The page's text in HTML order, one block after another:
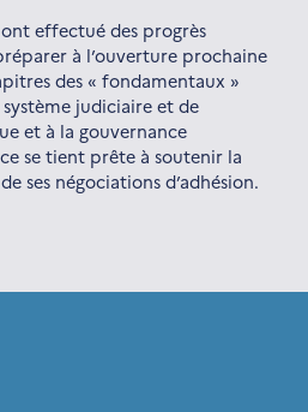
effectué des progrès
à l’ouverture prochaine
des « fondamentaux »
judiciaire et de
et à la gouvernance
se tient prête à soutenir la
ses négociations d’adhésion.